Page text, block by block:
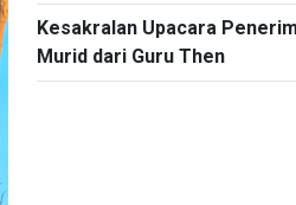
Bulan Mei"
Kesakralan Upacara
Murid dari Guru Then